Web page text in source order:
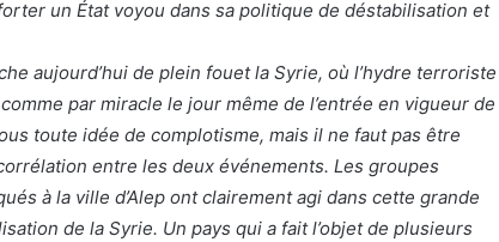
un État voyou dans sa politique de déstabilisation et
aujourd’hui de plein fouet la Syrie, où l’hydre terroriste
par miracle le jour même de l’entrée en vigueur de
toute idée de complotisme, mais il ne faut pas être
entre les deux événements. Les groupes
à la ville d’Alep ont clairement agi dans cette grande
de la Syrie. Un pays qui a fait l’objet de plusieurs